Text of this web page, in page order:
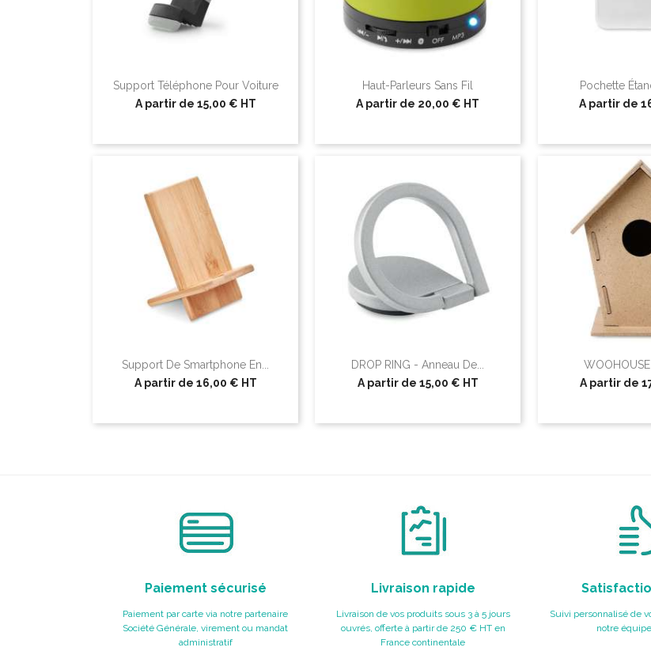
Support Téléphone Pour Voiture
A partir de 15,00 € HT
Haut-Parleurs Sans Fil
A partir de 20,00 € HT
Pochette
A partir de
Support De Smartphone En...
A partir de 16,00 € HT
DROP RING - Anneau De...
A partir de 15,00 € HT
A partir de
Paiement sécurisé
Paiement par carte via notre partenaire
Société Générale, virement ou mandat
administratif
Livraison rapide
Livraison de vos produits sous 3 à 5 jours
ouvrés, offerte à partir de 250 € HT en
France continentale
Suivi personnalisé de
notre